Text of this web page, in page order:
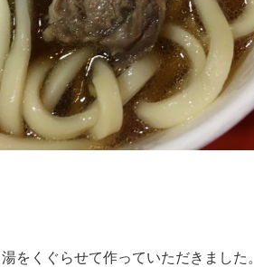
をくぐらせて作っていただきました。